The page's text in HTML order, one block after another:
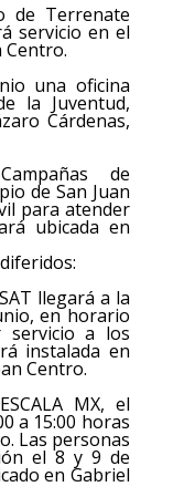
de Terrenate
servicio en el
Centro.
una oficina
la Juventud,
Cárdenas,
de
de San Juan
para atender
ubicada en
llegará a la
en horario
servicio a los
instalada en
Centro.
MX, el
a 15:00 horas
Las personas
el 8 y 9 de
en Gabriel